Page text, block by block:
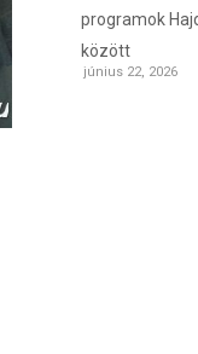
programok
között
június 22, 2026